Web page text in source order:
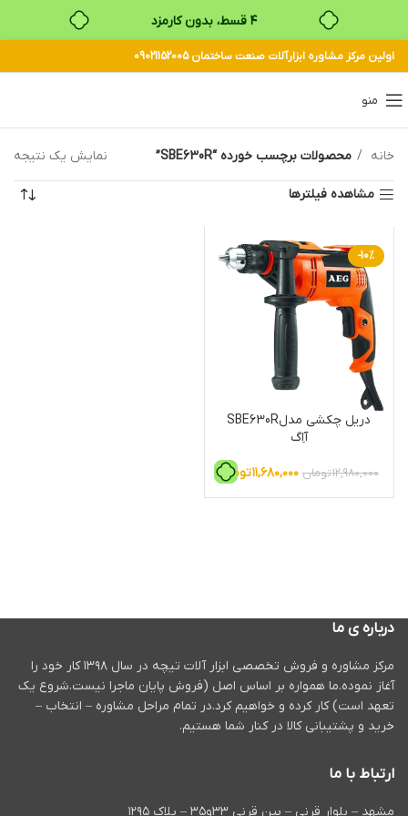
۴ قسط، بدون کارمزد
بدون ضامن، بدون سود
اولین مرکز مشاوره ابزارآلات صنعت ساختمان 09021152005
منو
خانه محصولات برچسب خورده “SBE630R” نمایش یک نتیجه
مشاهده فیلترها
-10%
دریل چکشی مدلSBE630R
آاِگ
۱۲,۹۸۰,۰۰۰تومان ۱۱,۶۸۰,۰۰۰تومان
درباره ی ما
مرکز مشاوره و فروش تخصصی ابزار آلات تیچه در سال ۱۳۹۸ کار خود را
آغاز نموده.ما همواره بر اساس اصل (فروش پایان ماجرا نیست.شروع یک
تعهد است) کار کرده و خواهیم کرد.در تمام مراحل مشاوره – انتخاب –
خرید و پشتیبانی کالا در کنار شما هستیم.
ارتباط با ما
مشهد – بلوار قرنی – بین قرنی ۳۳و۳۵ – پلاک ۱۲۹۵